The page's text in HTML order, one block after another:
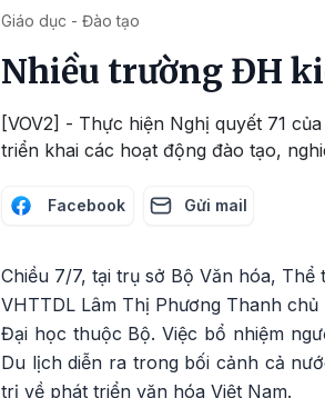
Giáo dục - Đào tạo
Nhiều trường ĐH
[VOV2] - Thực hiện Nghị quyết 71
triển khai các hoạt động đào tạo,
Facebook Gửi mail
Chiều 7/7, tại trụ sở Bộ Văn hóa,
VHTTDL Lâm Thị Phương Thanh
Đại học thuộc Bộ. Việc bổ nhiệm
Du lịch diễn ra trong bối cảnh cả
trị về phát triển văn hóa Việt Nam.